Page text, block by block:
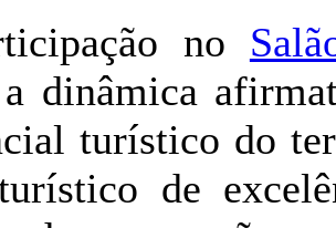
no
dinâmica
turístico do
de